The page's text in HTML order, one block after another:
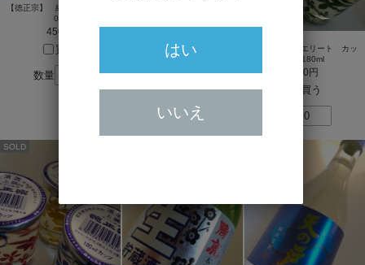
【徳正宗】 純米 生生 30
0ml
450円
買う
数量
【松盛】 本醸造 生酒 30
0ml
400円
買う
数量
【徳正宗】 エリート カッ
プ 180ml
190円
買う
SOLD
はい
いいえ